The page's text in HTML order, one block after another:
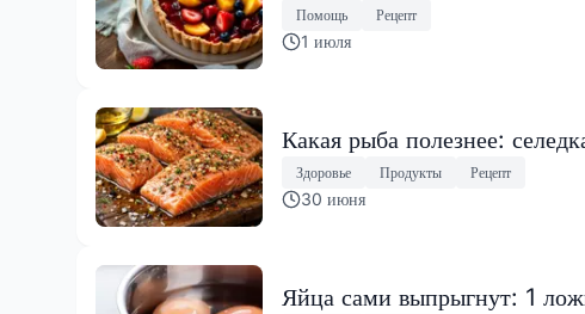
Помощь Рецепт
1 июля
Какая рыба полезнее:
Здоровье Продукты Рецепт
30 июня
Яйца сами выпрыгнут: 1